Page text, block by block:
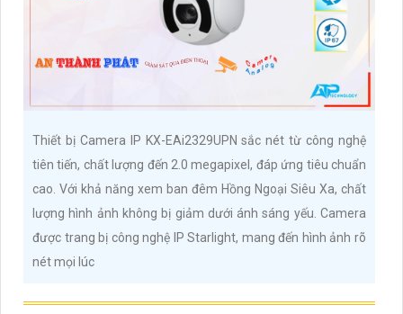
Thiết bị Camera IP KX-EAi2329UPN sắc nét từ công nghệ
tiên tiến, chất lượng đến 2.0 megapixel, đáp ứng tiêu chuẩn
cao. Với khả năng xem ban đêm Hồng Ngoại Siêu Xa, chất
lượng hình ảnh không bị giảm dưới ánh sáng yếu. Camera
được trang bị công nghệ IP Starlight, mang đến hình ảnh rõ
nét mọi lúc